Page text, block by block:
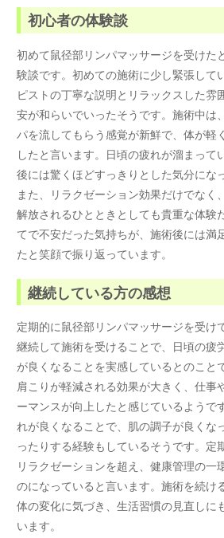
初心者の体験談
初めて鼠径部リンパマッサージを受けた
験談です。初めての施術に少し緊張して
ピストの丁寧な説明とリラックスした雰
安が和らいでいったそうです。施術中は
パを流してもらう感覚が新鮮で、体が軽
したと言います。日頃の疲れが溜まって
後には驚くほどすっきりとした気分にな
また、リラクゼーション効果だけでなく
解放されるひとときとしても貴重な体験
てで不安だった気持ちが、施術後には満
たと笑顔で振り返っています。
継続している方の感想
定期的に鼠径部リンパマッサージを受け
継続して施術を受けることで、日頃の疲
が良くなることを実感しているとのこと
肩こりが軽減される効果が大きく、仕事
ーマンスが向上したと感じているようで
れが良くなることで、肌の調子が良くな
ったりする経験もしているそうです。定
リラクゼーションを超え、健康管理の一
のになっていると言います。施術を続け
体の変化に気づき、生活習慣の見直しに
います。